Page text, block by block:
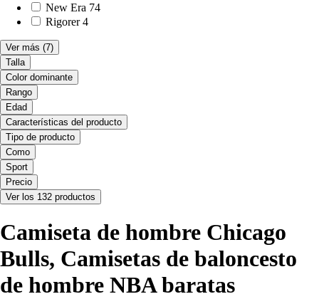
New Era 74
Rigorer 4
Ver más (7)
Talla
Color dominante
Rango
Edad
Características del producto
Tipo de producto
Como
Sport
Precio
Ver los 132 productos
Camiseta de hombre Chicago
Bulls, Camisetas de baloncesto
de hombre NBA baratas